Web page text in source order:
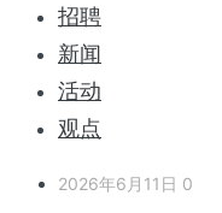
招聘
新闻
活动
观点
2026年6月11日 0